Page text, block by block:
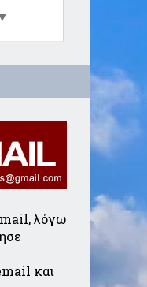
λόγω
και